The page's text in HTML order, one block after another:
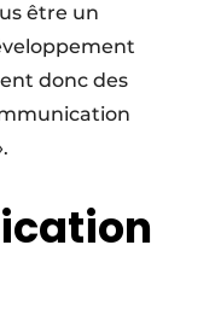
être un
donc des